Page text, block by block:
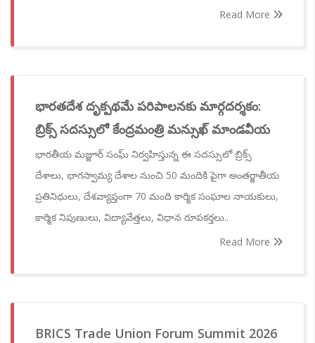
Read More
భారతదేశ దృక్పథమే పరిపాలనకు మార్గదర్శకం:
బ్రిక్స్ సదస్సులో కేంద్రమంత్రి మన్సుఖ్ మాండవీయ
భారతీయ మజ్జూర్ సంఘ్ నిర్వహిస్తున్న ఈ సదస్సులో బ్రిక్స్
దేశాలు, భాగస్వామ్య దేశాల నుంచి 50 మందికి పైగా అంతర్జాతీయ
ప్రతినిధులు, దేశవ్యాప్తంగా 70 మంది కార్మిక సంఘాల నాయకులు,
కార్మిక నిపుణులు, విద్యావేత్తలు, విధాన రూపకర్తలు..
Read More
BRICS Trade Union Forum Summit 2026